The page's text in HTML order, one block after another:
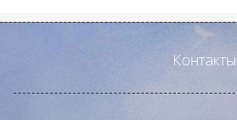
Контакты